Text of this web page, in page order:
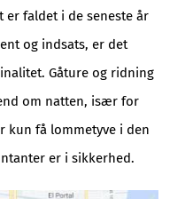
er faldet i de seneste år
og indsats, er det
Gåture og ridning
om natten, især for
kun få lommetyve i den
er i sikkerhed.